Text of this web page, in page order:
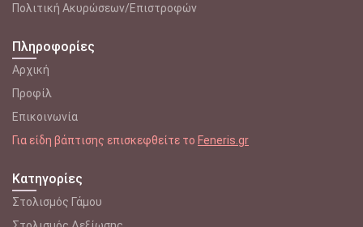
Πολιτική Ακυρώσεων/Επιστροφών
Πληροφορίες
Αρχική
Προφίλ
Επικοινωνία
Για είδη βάπτισης επισκεφθείτε το Feneris.gr
Κατηγορίες
Στολισμός Γάμου